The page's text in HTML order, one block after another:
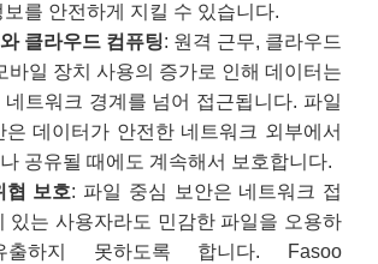
보를 안전하게 지킬 수 있습니다.
클라우드 컴퓨팅: 원격 근무, 클라우드
바일 장치 사용의 증가로 인해 데이터는
네트워크 경계를 넘어 접근됩니다. 파일
은 데이터가 안전한 네트워크 외부에서
공유될 때에도 계속해서 보호합니다.
협 보호: 파일 중심 보안은 네트워크 접
있는 사용자라도 민감한 파일을 오용하
하지 못하도록 합니다. Fasoo